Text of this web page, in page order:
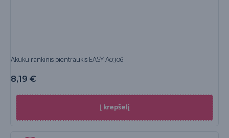
Akuku rankinis pientraukis EASY A0306
8,19 €
Į krepšelį